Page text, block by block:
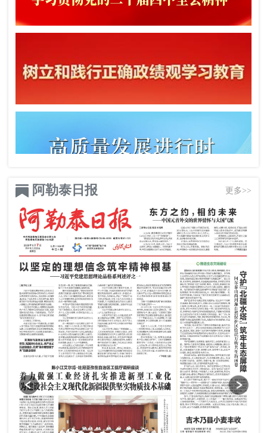
阿勒泰日报 更多>>